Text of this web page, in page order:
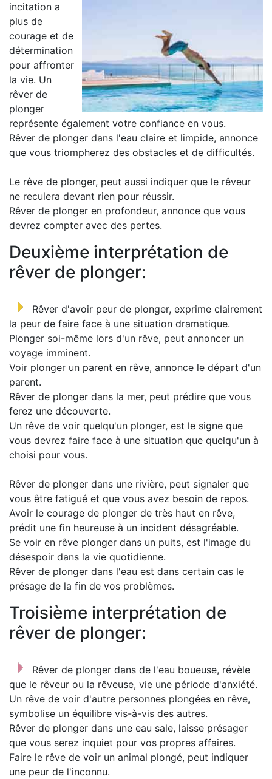
incitation a
plus de
courage et de
détermination
pour affronter
la vie. Un
rêver de
plonger
représente également votre confiance en vous.
Rêver de plonger dans l'eau claire et limpide, annonce
que vous triompherez des obstacles et de difficultés.
Le rêve de plonger, peut aussi indiquer que le rêveur
ne reculera devant rien pour réussir.
Rêver de plonger en profondeur, annonce que vous
devrez compter avec des pertes.
Deuxième interprétation de
rêver de plonger:
Rêver d'avoir peur de plonger, exprime clairement
la peur de faire face à une situation dramatique.
Plonger soi-même lors d'un rêve, peut annoncer un
voyage imminent.
Voir plonger un parent en rêve, annonce le départ d'un
parent.
Rêver de plonger dans la mer, peut prédire que vous
ferez une découverte.
Un rêve de voir quelqu'un plonger, est le signe que
vous devrez faire face à une situation que quelqu'un à
choisi pour vous.
Rêver de plonger dans une rivière, peut signaler que
vous être fatigué et que vous avez besoin de repos.
Avoir le courage de plonger de très haut en rêve,
prédit une fin heureuse à un incident désagréable.
Se voir en rêve plonger dans un puits, est l'image du
désespoir dans la vie quotidienne.
Rêver de plonger dans l'eau est dans certain cas le
présage de la fin de vos problèmes.
Troisième interprétation de
rêver de plonger:
Rêver de plonger dans de l'eau boueuse, révèle
que le rêveur ou la rêveuse, vie une période d'anxiété.
Un rêve de voir d'autre personnes plongées en rêve,
symbolise un équilibre vis-à-vis des autres.
Rêver de plonger dans une eau sale, laisse présager
que vous serez inquiet pour vos propres affaires.
Faire le rêve de voir un animal plongé, peut indiquer
une peur de l'inconnu.